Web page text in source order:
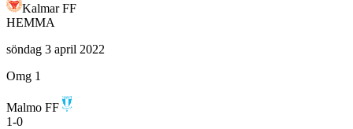
Kalmar FF
HEMMA
söndag 3 april 2022
Omg 1
Malmo FF
1-0